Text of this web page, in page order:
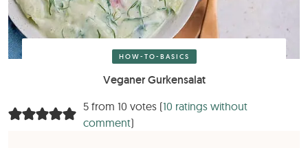
HOW-TO-BASICS
Veganer Gurkensalat
5 from 10 votes (10 ratings without
comment)